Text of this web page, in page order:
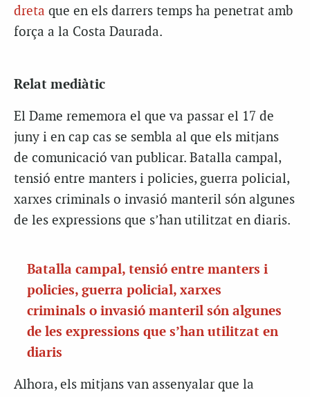
dreta que en els darrers temps ha penetrat amb
força a la Costa Daurada.
Relat mediàtic
El Dame rememora el que va passar el 17 de
juny i en cap cas se sembla al que els mitjans
de comunicació van publicar. Batalla campal,
tensió entre manters i policies, guerra policial,
xarxes criminals o invasió manteril són algunes
de les expressions que s’han utilitzat en diaris.
Batalla campal, tensió entre manters i
policies, guerra policial, xarxes
criminals o invasió manteril són algunes
de les expressions que s’han utilitzat en
diaris
Alhora, els mitjans van assenyalar que la